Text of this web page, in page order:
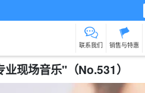
联系我们 销售与特惠
现场音乐"（No.531）